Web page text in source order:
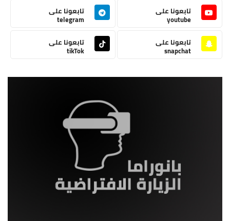
تابعونا على
youtube
تابعونا على
telegram
تابعونا على
snapchat
تابعونا على
tikTok